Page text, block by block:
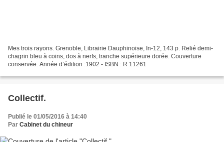
Mes trois rayons. Grenoble, Librairie Dauphinoise, In-12, 143 p. Relié demi-
chagrin bleu à coins, dos à nerfs, tranche supérieure dorée. Couverture
conservée. Année d’édition :1902 - ISBN : R 11261
Collectif.
Publié le 01/05/2016 à 14:40
Par Cabinet du chineur